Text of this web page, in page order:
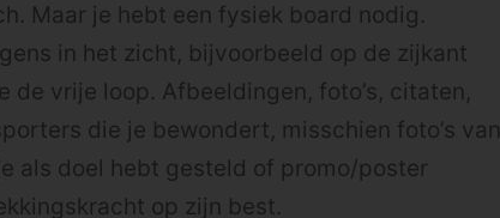
Maar je hebt een fysiek board nodig.
in het zicht, bijvoorbeeld op de zijkant
de vrije loop. Afbeeldingen, foto’s, citaten,
die je bewondert, misschien foto’s van
als doel hebt gesteld of promo/poster
op zijn best.